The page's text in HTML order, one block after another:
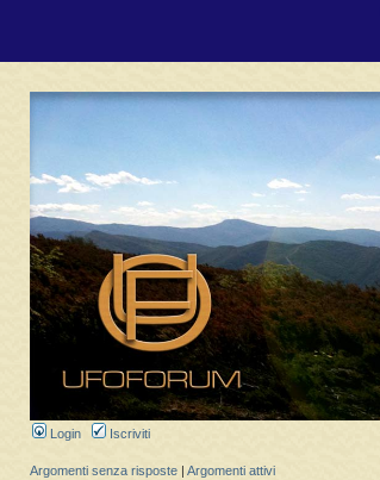
Login Iscriviti
Argomenti senza risposte Argomenti attivi